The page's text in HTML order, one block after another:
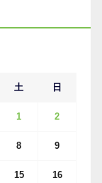
土 日
1 2
8 9
15 16